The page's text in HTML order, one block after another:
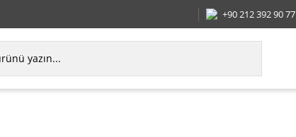
+90 212 392 90 77